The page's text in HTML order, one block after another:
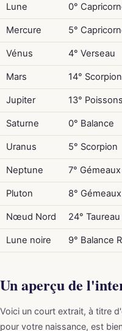
Lune 0°
Mercure 5°
Vénus 4° Verseau
Mars 14° Scorpion
Jupiter 13° Poissons
Saturne 0° Balance
Uranus 5° Scorpion
Neptune 7° Gémeaux
Pluton 8° Gémeaux
Nœud Nord 24° Taureau
Lune noire 9° Balance R
Un aperçu de
Voici un court extrait, à titre
pour votre naissance, est